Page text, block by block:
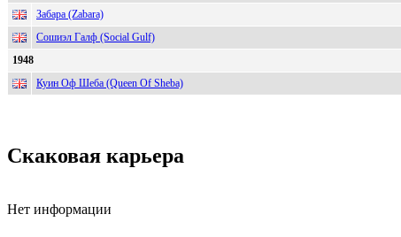
Забара (Zabara)
Сошиэл Галф (Social Gulf)
1948
Куин Оф Шеба (Queen Of Sheba)
Скаковая карьера
Нет информации